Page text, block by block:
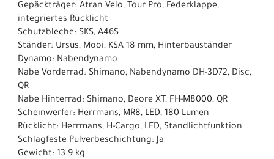
Gepäckträger: Atran Velo, Tour Pro, Federklappe,
integriertes Rücklicht
Schutzbleche: SKS, A46S
Ständer: Ursus, Mooi, KSA 18 mm, Hinterbauständer
Dynamo: Nabendynamo
Nabe Vorderrad: Shimano, Nabendynamo DH-3D72, Disc,
QR
Nabe Hinterrad: Shimano, Deore XT, FH-M8000, QR
Scheinwerfer: Herrmans, MR8, LED, 180 Lumen
Rücklicht: Herrmans, H-Cargo, LED, Standlichtfunktion
Schlagfeste Pulverbeschichtung: Ja
Gewicht: 13.9 kg